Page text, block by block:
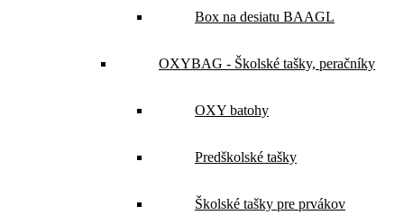
Box na desiatu BAAGL
OXYBAG - Školské tašky, peračníky
OXY batohy
Predškolské tašky
Školské tašky pre prvákov